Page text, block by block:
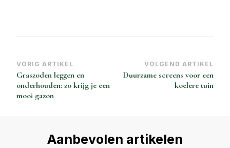
Bericht
navigatie
VORIG ARTIKEL
Graszoden leggen en
onderhouden: zo krijg je een
mooi gazon
VOLGEND ARTIKEL
Duurzame screens voor een
koelere tuin
Aanbevolen artikelen